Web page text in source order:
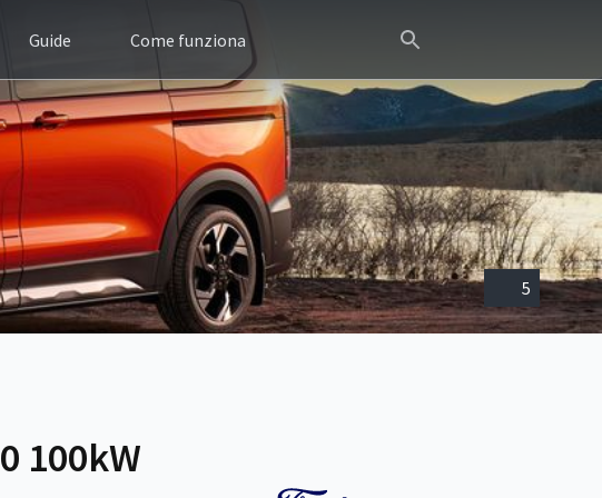
Guide Come funziona
5
100kW